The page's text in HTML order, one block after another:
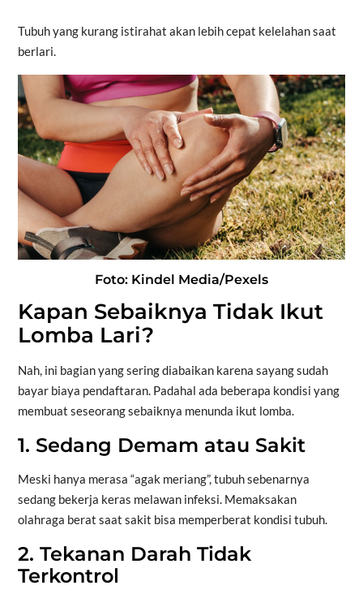
Tubuh yang kurang istirahat akan lebih cepat kelelahan saat
berlari.
Foto: Kindel Media/Pexels
Kapan Sebaiknya Tidak Ikut
Lomba Lari?
Nah, ini bagian yang sering diabaikan karena sayang sudah
bayar biaya pendaftaran. Padahal ada beberapa kondisi yang
membuat seseorang sebaiknya menunda ikut lomba.
1. Sedang Demam atau Sakit
Meski hanya merasa “agak meriang”, tubuh sebenarnya
sedang bekerja keras melawan infeksi. Memaksakan
olahraga berat saat sakit bisa memperberat kondisi tubuh.
2. Tekanan Darah Tidak
Terkontrol